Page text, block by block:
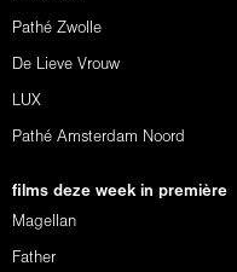
Pathé Zwolle
De Lieve Vrouw
LUX
Pathé Amsterdam Noord
films deze week in première
Magellan
Father